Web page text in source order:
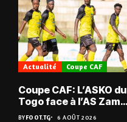
Actualité Coupe CAF
Coupe CAF: L’ASKO du
Togo face à l’AS Zam
du Niger
BYFOOT.TG 6 AOÛT 2026